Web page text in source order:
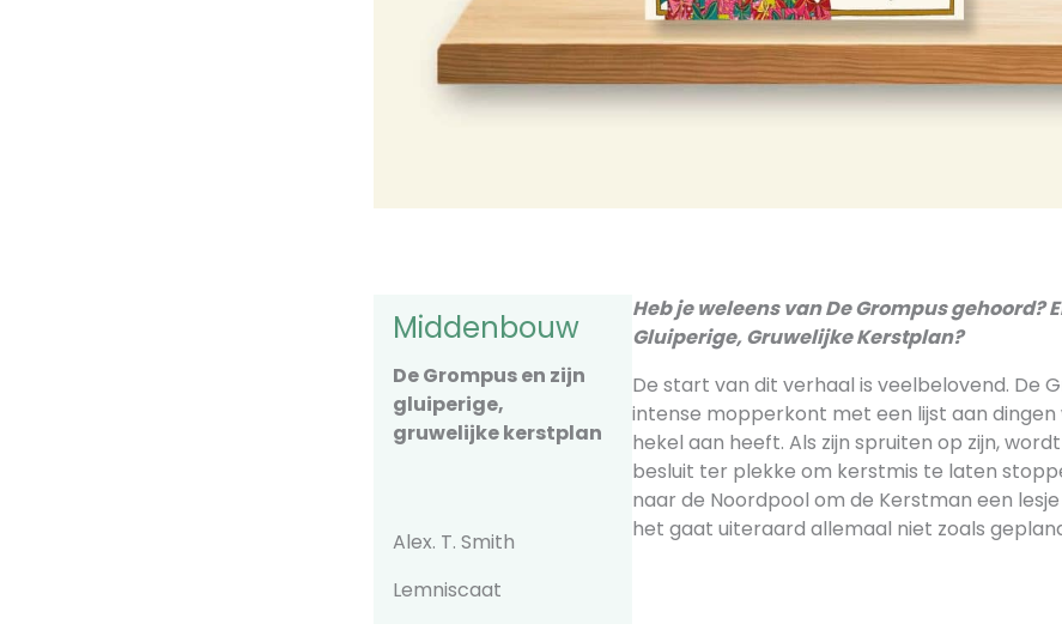
Middenbouw
De Grompus en zijn
gluiperige,
gruwelijke kerstplan
Alex. T. Smith
Lemniscaat
Heb je weleens van De Grompus gehoord?
Gluiperige, Gruwelijke Kerstplan?
De start van dit verhaal is veelbelovend. De
intense mopperkont met een lijst aan dingen
hekel aan heeft. Als zijn spruiten op zijn,
besluit ter plekke om kerstmis te laten
naar de Noordpool om de Kerstman een
het gaat uiteraard allemaal niet zoals